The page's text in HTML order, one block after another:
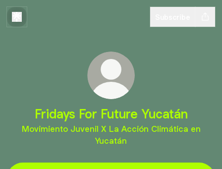
Fridays For Future Yucatán
Movimiento Juvenil X La Acción Climática en
Yucatán